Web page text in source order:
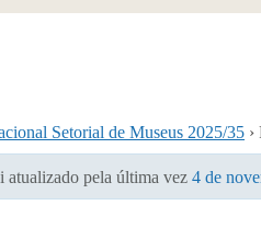
Setorial de Museus 2025/35 ›
atualizado pela última vez4 de